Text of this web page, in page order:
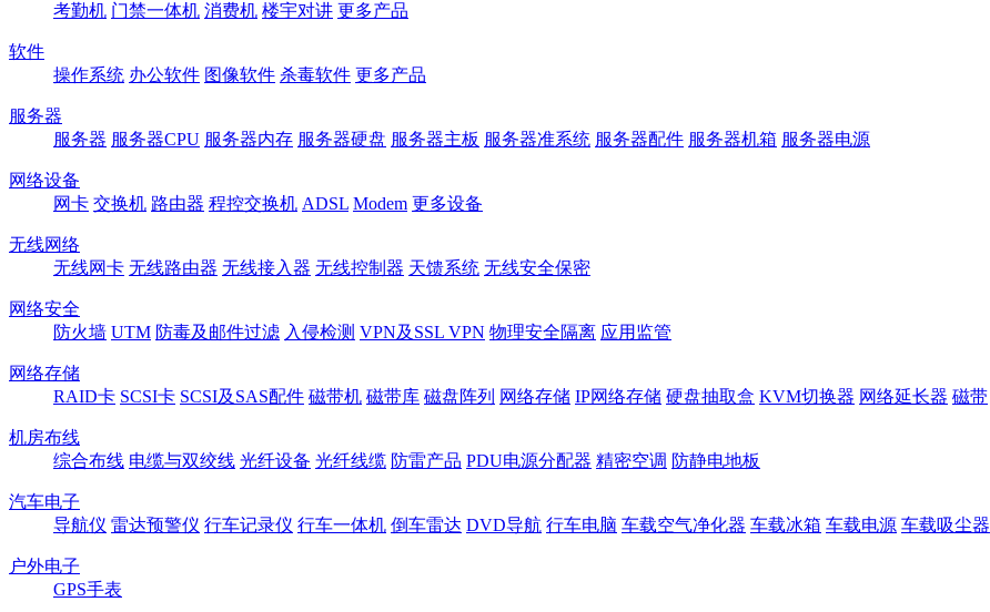
考勤机 门禁一体机 消费机 楼宇对讲 更多产品
软件
操作系统 办公软件 图像软件 杀毒软件 更多产品
服务器
服务器 服务器CPU 服务器内存 服务器硬盘 服务器主板 服务器准系统 服务器配件 服务器机箱 服务器电源
网络设备
网卡 交换机 路由器 程控交换机 ADSL Modem 更多设备
无线网络
无线网卡 无线路由器 无线接入器 无线控制器 天馈系统 无线安全保密
网络安全
防火墙 UTM 防毒及邮件过滤 入侵检测 VPN及SSL VPN 物理安全隔离 应用监管
网络存储
RAID卡 SCSI卡 SCSI及SAS配件 磁带机 磁带库 磁盘阵列 网络存储 IP网络存储 硬盘抽取盒 KVM切换器 网络延长器 磁带
机房布线
综合布线 电缆与双绞线 光纤设备 光纤线缆 防雷产品 PDU电源分配器 精密空调 防静电地板
汽车电子
导航仪 雷达预警仪 行车记录仪 行车一体机 倒车雷达 DVD导航 行车电脑 车载空气净化器 车载冰箱 车载电源 车载吸尘器
户外电子
GPS手表